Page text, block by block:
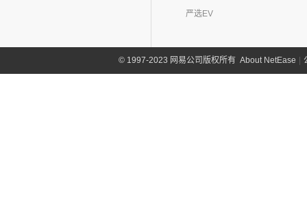
严选EV
©1997-2023 网易公司版权所有 About NetEase